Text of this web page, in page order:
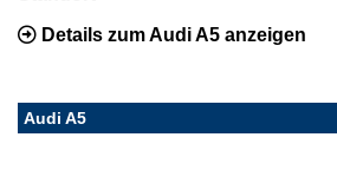
Details zum Audi A5 anzeigen
Audi A5